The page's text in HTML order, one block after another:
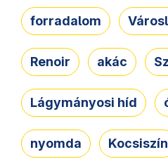
forradalom
Renoir akác
Lágymányosi híd
nyomda Kocsiszín